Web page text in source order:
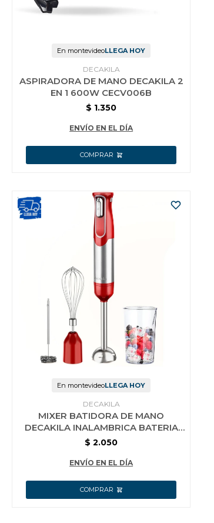
En montevideoLLEGA HOY
DECAKILA
ASPIRADORA DE MANO DECAKILA 2
EN 1 600W CECV006B
$ 1.350
ENVÍO EN EL DÍA
En montevideoLLEGA HOY
DECAKILA
MIXER BATIDORA DE MANO
DECAKILA INALAMBRICA BATERIA
KMJB024R ROJA
$ 2.050
ENVÍO EN EL DÍA